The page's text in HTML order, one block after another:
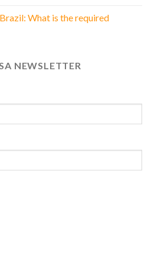
Relationships
Think
What is the required
NEWSLETTER